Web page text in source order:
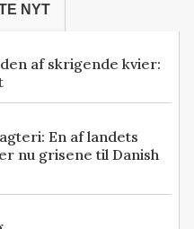
NYT
af skrigende kvier:
En af landets
nu grisene til Danish